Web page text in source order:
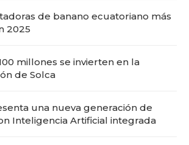
de banano ecuatoriano más
2025
millones se invierten en la
de Solca
una nueva generación de
Inteligencia Artificial integrada